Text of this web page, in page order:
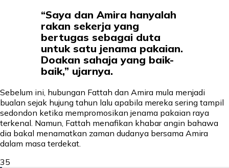
“Saya dan Amira hanyalah
rakan sekerja yang
bertugas sebagai duta
untuk satu jenama pakaian.
Doakan sahaja yang baik-
baik,” ujarnya.
Sebelum ini, hubungan Fattah dan Amira mula menjadi
bualan sejak hujung tahun lalu apabila mereka sering tampil
sedondon ketika mempromosikan jenama pakaian raya
terkenal. Namun, Fattah menafikan khabar angin bahawa
dia bakal menamatkan zaman dudanya bersama Amira
dalam masa terdekat.
35